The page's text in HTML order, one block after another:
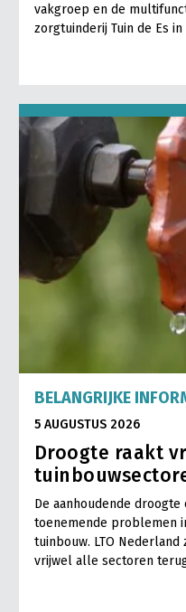
vakgroep en de
zorgtuinderij Tuin de Es in
BELANGRIJKE
5 AUGUSTUS 2026
Droogte raakt
De aanhoudende
toenemende problemen
tuinbouw. LTO
vrijwel alle sectoren